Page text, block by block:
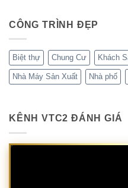
CÔNG TRÌNH ĐẸP
Biệt thự Chung Cư Khách
Nhà Máy Sản Xuất Nhà phố
KÊNH VTC2 ĐÁNH GIÁ
Trình